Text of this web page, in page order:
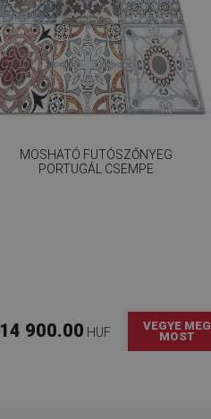
MOSHATÓ FUTÓSZŐNYEG
PORTUGÁL CSEMPE
14 900.00 HUF
VEGYE MEG
MOST